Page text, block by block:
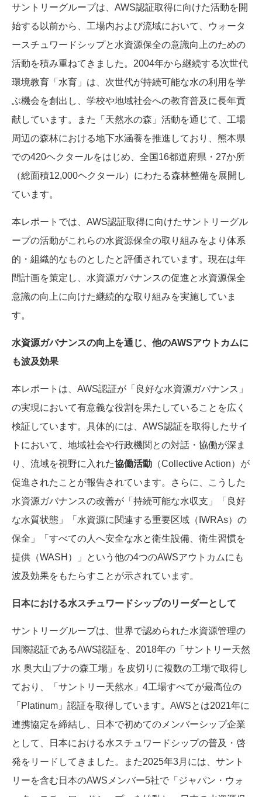
サントリーグループは、 AWS認証取得に向けた活動を開
始する以前から、工場内および流域において、ウォータ
ースチュワードシップと水資源保全の意識向上のための
活動を積み重ねてきました。 2004年から継続する次世代
環境教育「水育」は、次世代が持続可能な水の利用を学
ぶ機会を創出し、学校や地域社会への教育普及に長年貢
献しています。また「天然水の森」活動を通じて、工場
周辺の森林における地下水涵養を推進しており、熊本県
での420ヘクタールをはじめ、全国 16都道府県・ 27か所
（総面積12,000ヘクタール）にわたる森林整備を展開し
ています。
本レポートでは、 AWS認証取得に向けたサントリーグル
ープの活動がこれらの水資源保全の取り組みをより体系
的・組織的なものとしたと評価されています。現在は年
間計画を策定し、水資源ガバナンスの促進と水資源保全
意識の向上に向けた継続的な取り組みを実施していま
す。
水資源ガバナンスの向上を通じ、他のAWSアウトカムに
も波及効果
本レポートは、 AWS認証が「良好な水資源ガバナンス」
の実現において有意義な役割を果たしていることを広く
検証しています。具体的には、 AWS認証を取得したサイ
トにおいて、地域社会や行政機関との対話・協働が深ま
り、流域を視野に入れた協働活動 （Collective Action）が
促進されたことが報告されています。さらに、こうした
水資源ガバナンスの改善が「持続可能な水収支」「良好
な水質状態」「水資源に関連する重要区域（ IWRAs）の
保全」「すべての人へ安全な水と衛生設備、衛生習慣を
提供（WASH ）」という他の4つのAWSアウトカムにも
波及効果をもたらすことが示されています。
日本における水スチュワードシップのリーダーとして
サントリーグループは、世界で認められた水資源管理の
国際認証であるAWS認証を、 2018年の「サントリー天然
水 奥大山ブナの森工場」を皮切りに複数の工場で取得し
ており、「サントリー天然水」 4工場すべてが最高位の
「 Platinum 」認証を取得しています。 AWSとは2021年に
連携協定を締結し、日本で初めてのメンバーシップ企業
として、日本における水スチュワードシップの普及・啓
発をリードしてきました。また2025年3月には、サント
リーを含む日本のAWS メンバー5社で「ジャパン・ウォ